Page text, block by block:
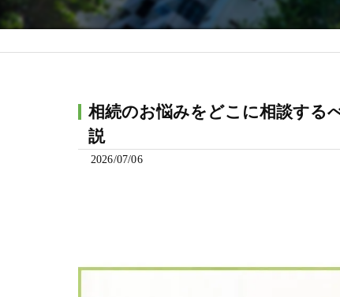
相続のお悩みをどこに相談する
説
2026/07/06